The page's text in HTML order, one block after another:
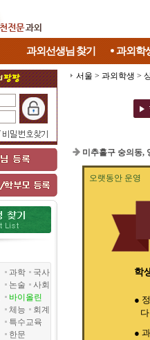
과외선생님 찾기 과외학
과학
국사
논술
사회
바이올린
체능
회계
특수교육
한문
서울 > 과외학생 >
미추홀구 숭의동,
오랫동안 운영
학
●
다
●